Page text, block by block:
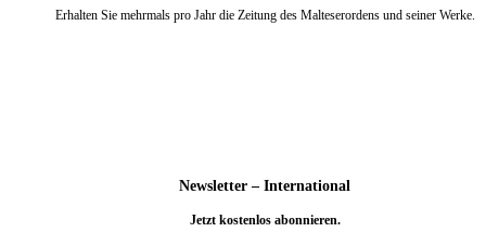
Erhalten Sie mehrmals pro Jahr die Zeitung des Malteserordens und seiner Werke.
Newsletter – International
Jetzt kostenlos abonnieren.